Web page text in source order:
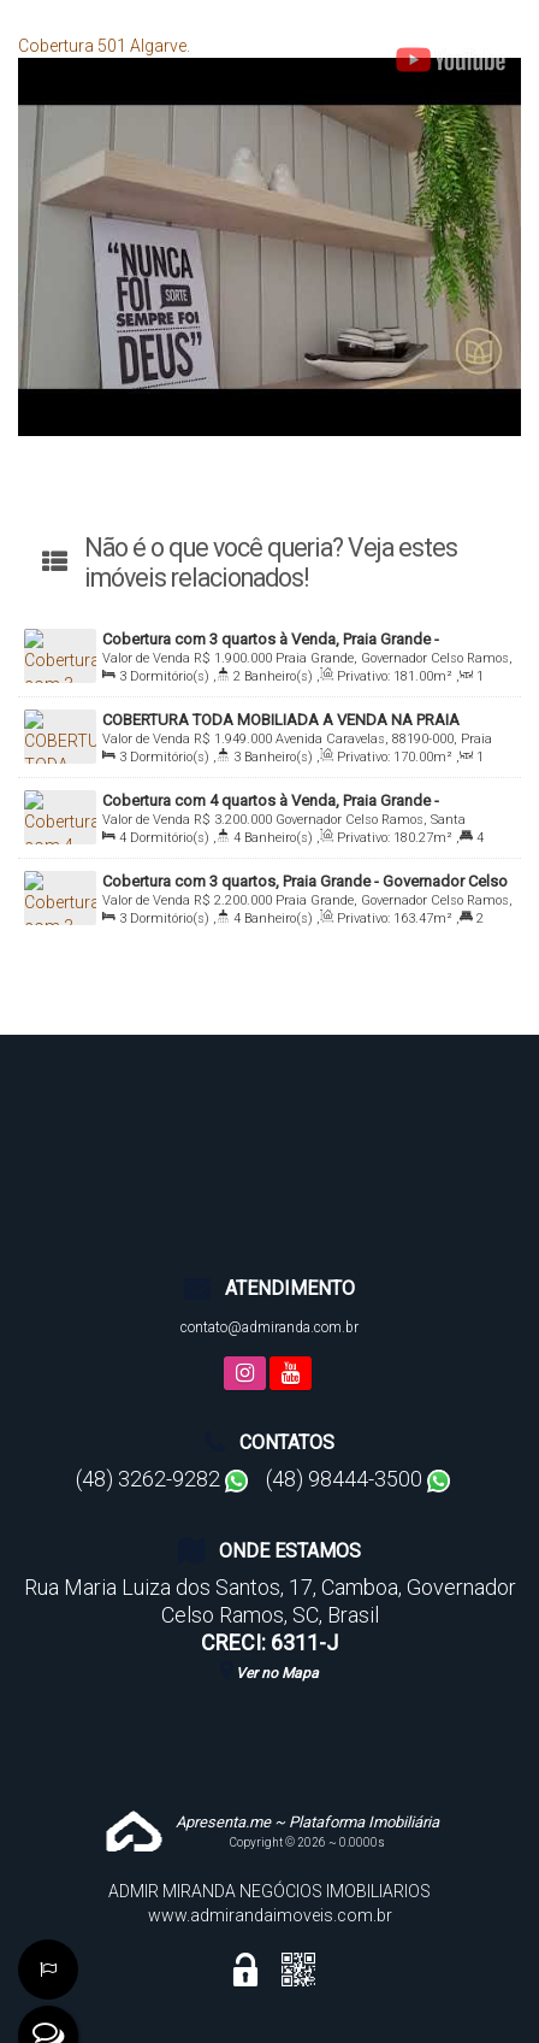
Cobertura 501 Algarve.
Não é o que você queria? Veja estes
imóveis relacionados!
Cobertura com 3 quartos à Venda, Praia Grande -
Governador Celso Ramos
R$ 1.900.000
Valor de Venda
Praia Grande, Governador Celso Ramos,
Santa Catarina, Brasil
3 Dormitório(s) , 2 Banheiro(s) , Privativo: 181 .00m² ,
1
Sala(s) , 1 Suíte(s) , 2 Vaga(s)
COBERTURA TODA MOBILIADA A VENDA NA PRAIA
GRANDE
R$ 1.949.000
Valor de Venda
Avenida Caravelas, 88190-000, Praia
Grande, Governador Celso Ramos, Santa Catarina, Brasil
3 Dormitório(s) , 3 Banheiro(s) , Privativo: 170.00m² ,
1
Sala(s) , 2 Suíte(s) , Total: 170.00~ 1700.00m² , 2 Vaga(s) ,
Útil: 170.00~ 1700.00m²
Cobertura com 4 quartos à Venda, Praia Grande -
Governador Celso Ramos
R$ 3.200.000
Valor de Venda
Governador Celso Ramos, Santa
Catarina, Brasil
4 Dormitório(s) , 4 Banheiro(s) , Privativo: 180.27m² ,
4
Suíte(s) , 3 Vaga(s)
Cobertura com 3 quartos, Praia Grande - Governador Celso
Ramos
R$ 2.200.000
Valor de Venda
Praia Grande, Governador Celso Ramos,
Santa Catarina, Brasil
3 Dormitório(s) , 4 Banheiro(s) , Privativo: 163.47m² ,
2
ATENDIMENTO
contato@admiranda.com.br
CONTATOS
(48) 3262-9282 (48) 98444-3500
ONDE ESTAMOS
Rua Maria Luiza dos Santos, 17, Camboa, Governador
Celso Ramos, SC, Brasil
CRECI: 6311-J
Ver no Mapa
Apresenta.me ~ Plataforma Imobiliária
Copyright © 2026 ~ 0.0000s
ADMIR MIRANDA NEGÓCIOS IMOBILIARIOS
www.admirandaimoveis.com.br